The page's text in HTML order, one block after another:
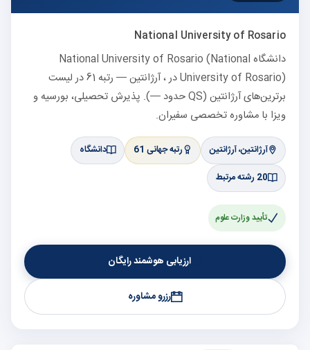
National University of Rosario
دانشگاه National University of Rosario (National
University of Rosario) در ، آرژانتین — رتبه 61 در لیست
برترین‌های آرژانتین (QS حدود —). پذیرش تحصیلی، بورسیه و
ویزا با مشاوره تخصصی سفیران.
آرژانتین، آرژانتین رتبه جهانی 61
دانشگاه
20 رشته مرتبط
تأیید وزارت علوم
ارزیابی هوشمند رایگان
رزرو مشاوره